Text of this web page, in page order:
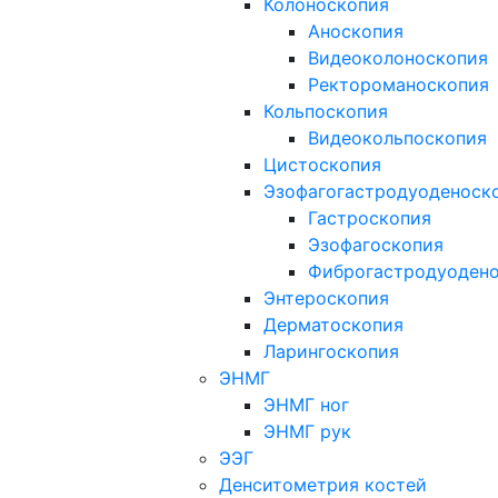
Колоноскопия
Аноскопия
Видеоколоноскопия
Ректороманоскопия
Кольпоскопия
Видеокольпоскопия
Цистоскопия
Гастроскопия
Эзофагоскопия
Энтероскопия
Дерматоскопия
Ларингоскопия
ЭНМГ
ЭНМГ ног
ЭНМГ рук
ЭЭГ
Денситометрия костей